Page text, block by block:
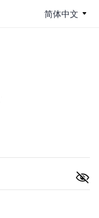
简体中文